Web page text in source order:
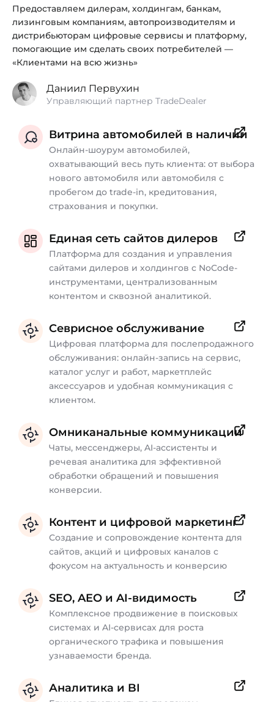
Предоставляем дилерам, холдингам, банкам,
лизинговым компаниям, автопроизводителям и
дистрибьюторам цифровые сервисы и платформу,
помогающие им сделать своих потребителей —
«Клиентами на всю жизнь»
Даниил Первухин
Управляющий партнер TradeDealer
Витрина автомобилей в наличии
Онлайн-шоурум автомобилей,
охватывающий весь путь клиента: от выбора
нового автомобиля или автомобиля с
пробегом до trade-in, кредитования,
страхования и покупки.
Единая сеть сайтов дилеров
Платформа для создания и управления
сайтами дилеров и холдингов с NoCode-
инструментами, централизованным
контентом и сквозной аналитикой.
Севрисное обслуживание
Цифровая платформа для послепродажного
обслуживания: онлайн-запись на сервис,
каталог услуг и работ, маркетплейс
аксессуаров и удобная коммуникация с
клиентом.
Омниканальные коммуникации
Чаты, мессенджеры, AI-ассистенты и
речевая аналитика для эффективной
обработки обращений и повышения
конверсии.
Контент и цифровой маркетинг
Создание и сопровождение контента для
сайтов, акций и цифровых каналов с
фокусом на актуальность и конверсию
SEO, AEO и AI-видимость
Комплексное продвижение в поисковых
системах и AI-сервисах для роста
органического трафика и повышения
узнаваемости бренда.
Аналитика и BI